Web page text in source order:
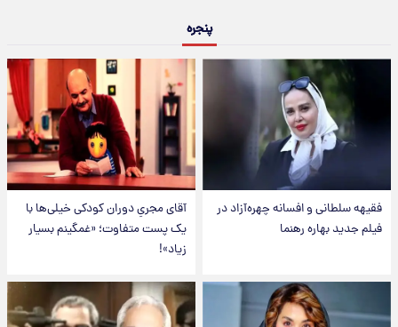
پنجره
فقیهه سلطانی و افسانه چهره‌آزاد در
فیلم جدید بهاره رهنما
آقای مجریِ دوران کودکی خیلی‌ها با
یک پست متفاوت؛ «غمگینم بسیار
زیاد»!